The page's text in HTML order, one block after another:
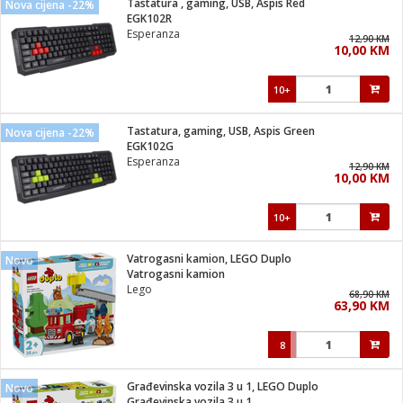
pribor
pribor
Vitrine
pribor
i kutije
osigurači
gorivo
2
Nova cijena -22%
Tastatura , gaming, USB, Aspis Red
EGK102R
Esperanza
12,90 KM
10,00 KM
10+
Nova cijena -22%
Tastatura, gaming, USB, Aspis Green
EGK102G
Esperanza
12,90 KM
10,00 KM
10+
Novo
Vatrogasni kamion, LEGO Duplo
Vatrogasni kamion
Lego
68,90 KM
63,90 KM
8
Novo
Građevinska vozila 3 u 1, LEGO Duplo